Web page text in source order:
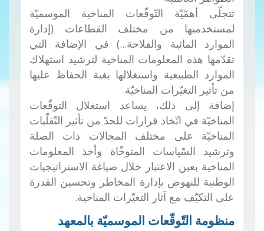
تتجلّى أهمّيّة التّوقّعات المناخية الموسميّة
لمستخدميها من مختلف القطاعات (إدارة
الموارد المائية والفلاحة...) في الإضافة التي
تقدّمها هذه المعلومات المناخية لترشيد استهلاك
الموارد الطبيعية واستغلالها بغية الحفاظ عليها
من تأثير التغيّرات المناخيّة.
إضافة إلى ذلك، يساعد استغلال التوقّعات
المناخيّة في اتّخاذ قرارات للحدّ من تأثير التّقلّبات
المناخيّة على مختلف المجالات ذات الصلة
وترشيد السّياسات المتوخّاة وأخذ المعلومات
المناخية بعين الاعتبار خلال صياغة الاستراتيجيات
الوطنية للنهوض بإدارة المخاطر وتحسين القدرة
على التكيّف مع آثار التغيّرات المناخية.
منظومة التّوقّعات الموسميّة بالمعهد